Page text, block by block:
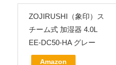
ZOJIRUSHI（象印）ス
チーム式 加湿器 4.0L
EE-DC50-HA グレー
Amazon